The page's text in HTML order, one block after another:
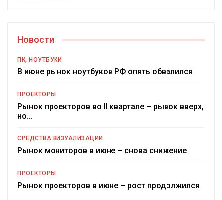
Новости
ПК, НОУТБУКИ
В июне рынок ноутбуков РФ опять обвалился
ПРОЕКТОРЫ
Рынок проекторов во II квартале – рывок вверх,
но…
СРЕДСТВА ВИЗУАЛИЗАЦИИ
Рынок мониторов в июне – снова снижение
ПРОЕКТОРЫ
Рынок проекторов в июне – рост продолжился